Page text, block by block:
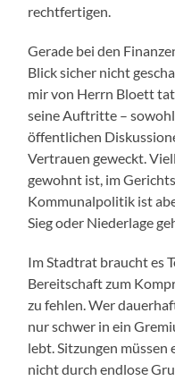
rechtfertigen.
Gerade bei den
Blick sicher nicht
mir von Herrn Bloett
seine Auftritte –
öffentlichen
Vertrauen geweckt.
gewohnt ist, im
Kommunalpolitik ist
Sieg oder Niederlage
Im Stadtrat braucht es
Bereitschaft zum
zu fehlen. Wer
nur schwer in ein
lebt. Sitzungen
nicht durch endlose